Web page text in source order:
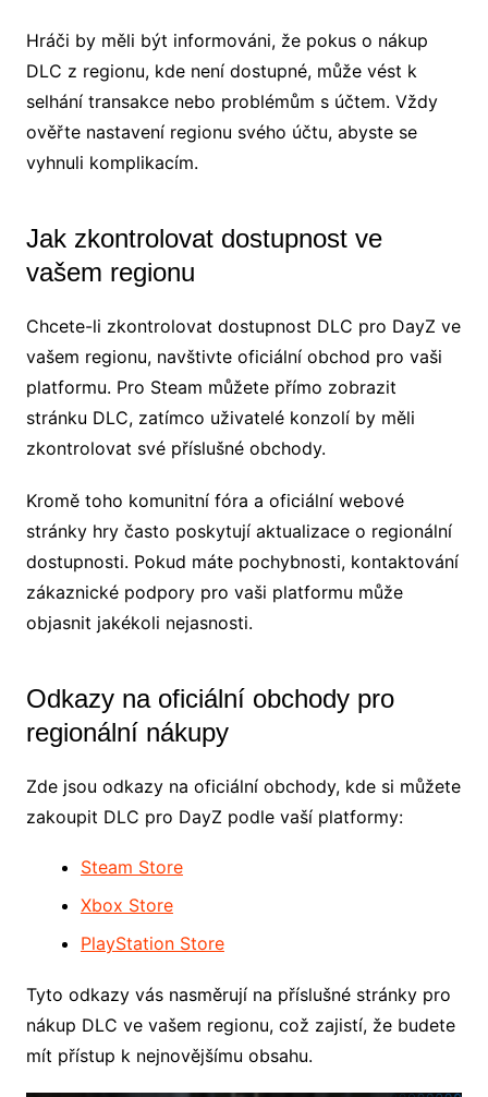
Hráči by měli být informováni, že pokus o nákup
DLC z regionu, kde není dostupné, může vést k
selhání transakce nebo problémům s účtem. Vždy
ověřte nastavení regionu svého účtu, abyste se
vyhnuli komplikacím.
Jak zkontrolovat dostupnost ve
vašem regionu
Chcete-li zkontrolovat dostupnost DLC pro DayZ ve
vašem regionu, navštivte oficiální obchod pro vaši
platformu. Pro Steam můžete přímo zobrazit
stránku DLC, zatímco uživatelé konzolí by měli
zkontrolovat své příslušné obchody.
Kromě toho komunitní fóra a oficiální webové
stránky hry často poskytují aktualizace o regionální
dostupnosti. Pokud máte pochybnosti, kontaktování
zákaznické podpory pro vaši platformu může
objasnit jakékoli nejasnosti.
Odkazy na oficiální obchody pro
regionální nákupy
Zde jsou odkazy na oficiální obchody, kde si můžete
zakoupit DLC pro DayZ podle vaší platformy:
Steam Store
Xbox Store
PlayStation Store
Tyto odkazy vás nasměrují na příslušné stránky pro
nákup DLC ve vašem regionu, což zajistí, že budete
mít přístup k nejnovějšímu obsahu.